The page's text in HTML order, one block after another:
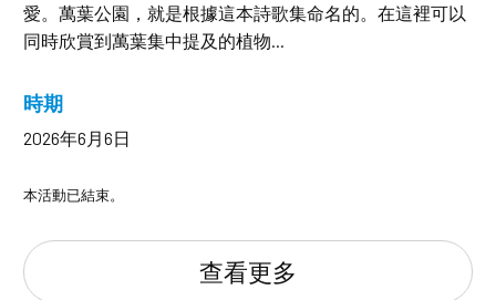
愛。萬葉公園，就是根據這本詩歌集命名的。在這裡可以
同時欣賞到萬葉集中提及的植物...
時期
2026年6月6日
本活動已結束。
查看更多